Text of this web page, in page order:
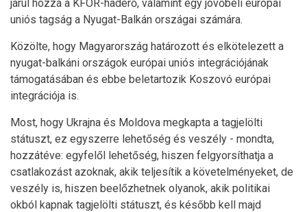
járul hozzá a KFOR-haderő, valamint egy jövőbeli európai
uniós tagság a Nyugat-Balkán országai számára.
Közölte, hogy Magyarország határozott és elkötelezett a
nyugat-balkáni országok európai uniós integrációjának
támogatásában és ebbe beletartozik Koszovó európai
integrációja is.
Most, hogy Ukrajna és Moldova megkapta a tagjelölti
státuszt, ez egyszerre lehetőség és veszély - mondta,
hozzátéve: egyfelől lehetőség, hiszen felgyorsíthatja a
csatlakozást azoknak, akik teljesítik a követelményeket, de
veszély is, hiszen beelőzhetnek olyanok, akik politikai
okból kapnak tagjelölti státuszt, és később kell majd